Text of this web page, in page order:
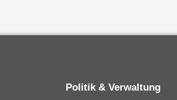
Politik & Verwaltung